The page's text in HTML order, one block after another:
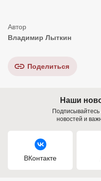
Владимир Лыткин
Поделиться
Наши
Подписывайтесь
новостей и
ВКонтакте